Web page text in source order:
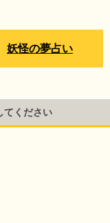
妖怪の夢占い
てください